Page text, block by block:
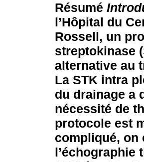
Résumé
l’Hôpital du
Rossell, un
streptokinase
alternative au
La STK intra
du drainage a
nécessité de
protocole est
compliqué, on
l’échographie